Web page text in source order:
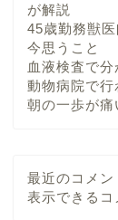
が解説
45歳勤務獣
今思うこと
血液検査で
動物病院で行
朝の一歩が
最近のコメン
表示できるコ